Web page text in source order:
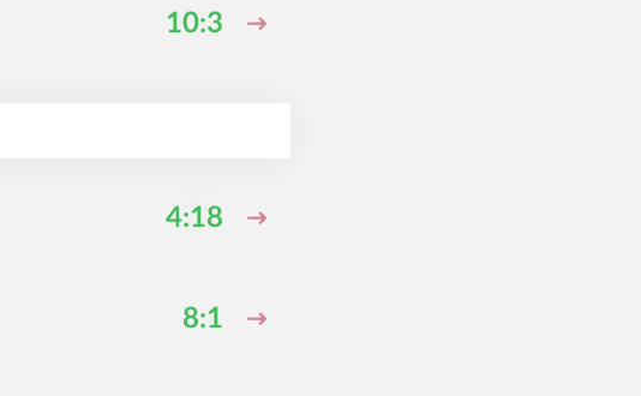
10:3
4:18
8:1